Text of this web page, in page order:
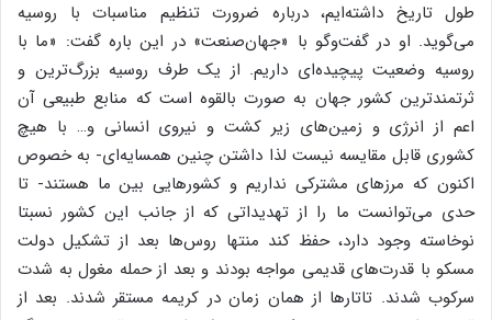
طول تاریخ داشته‌ایم، درباره ضرورت تنظیم مناسبات با روسیه
می‌گوید. او در گفت‌وگو با «جهان‌صنعت» در این باره گفت: «ما با
روسیه وضعیت پیچیده‌ای داریم. از یک طرف روسیه بزرگ‌ترین و
ثرتمندترین کشور جهان به صورت بالقوه است که منابع طبیعی آن
اعم از انرژی و زمین‌های زیر کشت و نیروی انسانی و… با هیچ
کشوری قابل مقایسه نیست لذا داشتن چنین همسایه‌ای- به خصوص
اکنون که مرزهای مشترکی نداریم و کشورهایی بین ما هستند- تا
حدی می‌توانست ما را از تهدیداتی که از جانب این کشور نسبتا
نوخاسته وجود دارد، حفظ کند منتها روس‌ها بعد از تشکیل دولت
مسکو با قدرت‌های قدیمی مواجه بودند و بعد از حمله مغول به شدت
سرکوب شدند. تاتارها از همان زمان در کریمه مستقر شدند. بعد از